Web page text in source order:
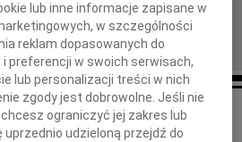
Z wielkim smutkiem i żalem żegnamy
lub inne informacje zapisane w
w szczególności
reklam dopasowanych do
i preferencji w swoich serwisach,
lub personalizacji treści w nich
zgody jest dobrowolne. Jeśli nie
ograniczyć jej zakres lub
udzieloną przejdź do